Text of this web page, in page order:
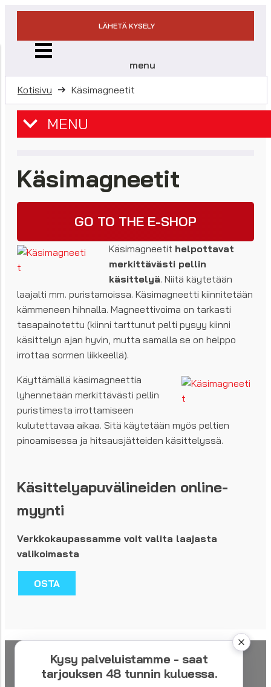
LÄHETÄ KYSELY
menu
Kotisivu Käsimagneetit
MENU
Käsimagneetit
GO TO THE E-SHOP
Käsimagneetit helpottavat
merkittävästi pellin
käsittelyä. Niitä käytetään
laajalti mm. puristamoissa. Käsimagneetti kiinnitetään
kämmeneen hihnalla. Magneettivoima on tarkasti
tasapainotettu (kiinni tarttunut pelti pysyy kiinni
käsittelyn ajan hyvin, mutta samalla se on helppo
irrottaa sormen liikkeellä).
Käyttämällä käsimagneettia
lyhennetään merkittävästi pellin
puristimesta irrottamiseen
kulutettavaa aikaa. Sitä käytetään myös peltien
pinoamisessa ja hitsausjätteiden käsittelyssä.
Käsittelyapuvälineiden online-
myynti
Verkkokaupassamme voit valita laajasta
valikoimasta
OSTA
Kysy palveluistamme - saat
tarjouksen 48 tunnin kuluessa.